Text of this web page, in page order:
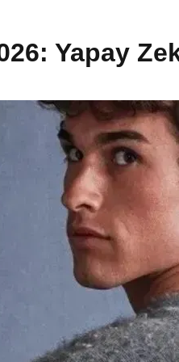
Yapay